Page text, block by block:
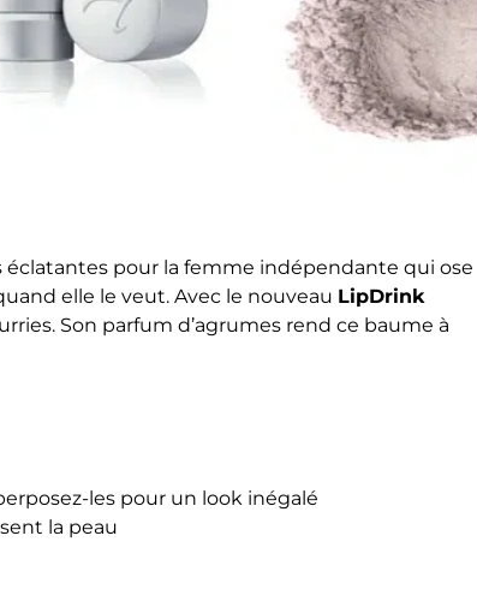
pour la femme indépendante qui ose
elle le veut. Avec le nouveau LipDrink
Son parfum d’agrumes rend ce baume à
les pour un look inégalé
la peau